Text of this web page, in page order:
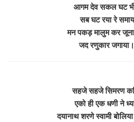
आगम देव सकल घट
सब घट रया रे
मन पकड़ मालुम कर जूना
जद रणुकार
सहजे सहजे सिमरण
एको ही एक धणी ने
दयानाथ शरणे स्वामी